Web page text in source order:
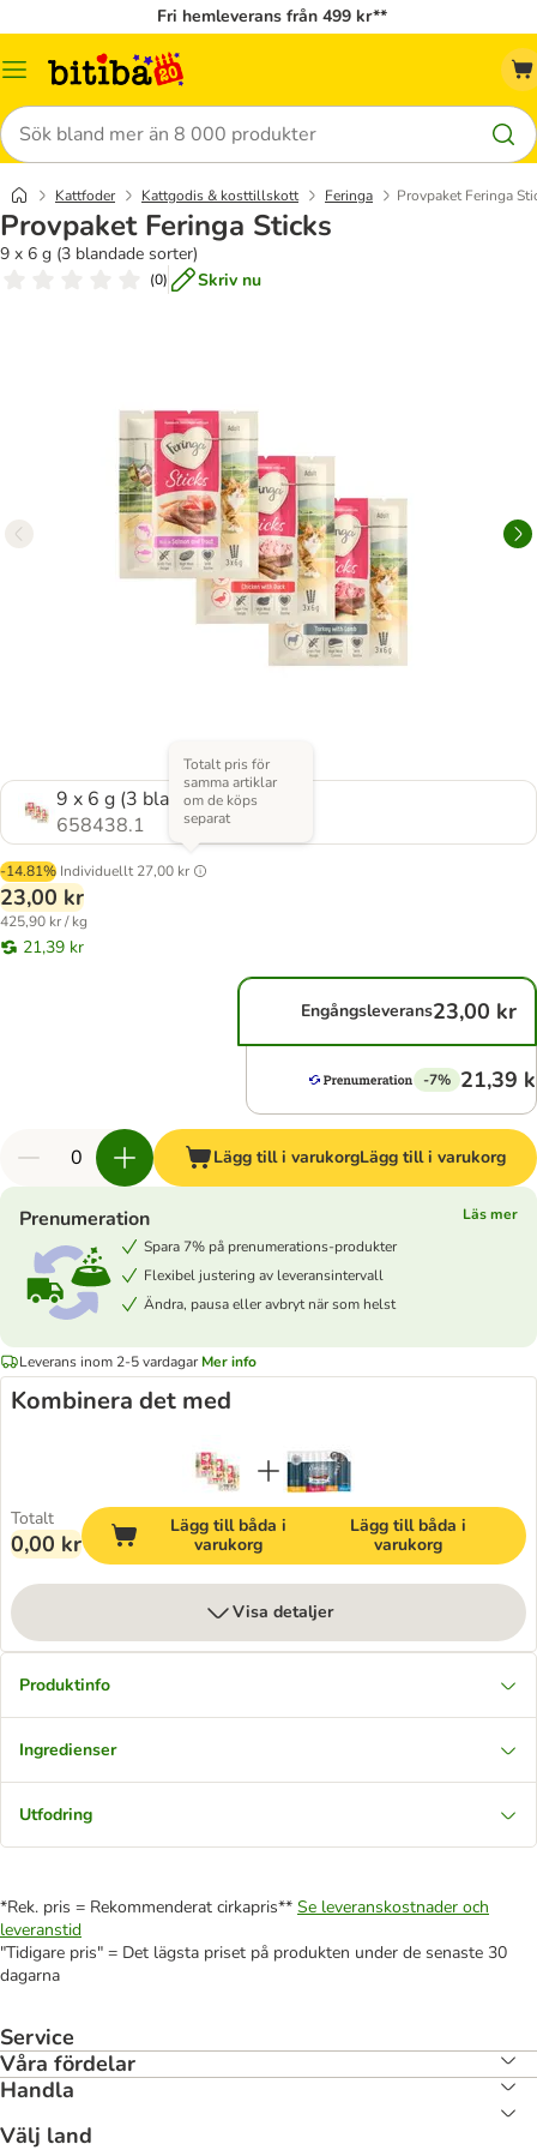
Fri hemleverans från 499 kr**
Meny
Sök
Kattfoder Kattgodis & kosttillskott Feringa Provpaket Feringa
Provpaket Feringa Sticks
9 x 6 g (3 blandade sorter)
(0) Skriv nu
9 x 6 g (3 blandade sorter)
658438.1
-14.81% Individuellt 27,00 kr
Totalt pris för
samma artiklar
om de köps
separat
23,00 kr
425,90 kr / kg
21,39 kr
Engångsleverans23,00 kr
-7% 21,39
Lägg till i varukorgLägg till i varukorg
Prenumeration
Läs mer
Spara 7% på prenumerations-produkter
Flexibel justering av leveransintervall
Ändra, pausa eller avbryt när som helst
Leverans inom 2-5 vardagar Mer info
Kombinera det med
Totalt
0,00 kr
Lägg till båda i
varukorg
Lägg till båda i
varukorg
Visa detaljer
Produktinfo
Ingredienser
Utfodring
*Rek. pris = Rekommenderat cirkapris** Se leveranskostnader och
leveranstid
"Tidigare pris" = Det lägsta priset på produkten under de senaste 30
dagarna
Service
Våra fördelar
Handla
Välj land